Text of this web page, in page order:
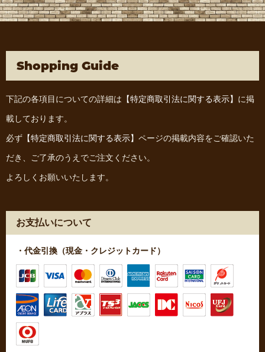
Shopping Guide
下記の各項目についての詳細は 【特定商取引法に関する表示】 に掲
載しております。
必ず 【特定商取引法に関する表示】 ページの掲載内容をご確認いた
だき、ご了承のうえでご注文ください。
よろしくお願いいたします。
お支払いについて
・代金引換（現金・クレジットカード）